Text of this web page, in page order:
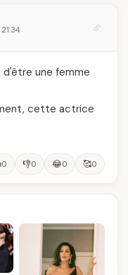
une femme
cette actrice
0 👎0 😂0 🥰0